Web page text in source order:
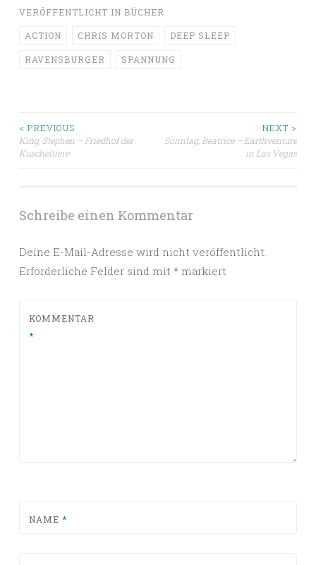
VERÖFFENTLICHT IN BÜCHER
ACTION CHRIS MORTON DEEP SLEEP
RAVENSBURGER SPANNUNG
Beitragsnavigation
< PREVIOUS
King, Stephen – Friedhof der
Kuscheltiere
NEXT >
Sonntag, Beatrice – Earthventure
in Las Vegas
Schreibe einen Kommentar
Deine E-Mail-Adresse wird nicht veröffentlicht.
Erforderliche Felder sind mit * markiert
KOMMENTAR
*
NAME *